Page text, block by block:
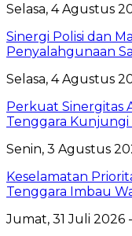
Selasa, 4 Agustus
Sinergi Polisi dan
Penyalahgunaan
Selasa, 4 Agustus
Perkuat Sinergitas
Tenggara Kunjungi
Senin, 3 Agustus
Keselamatan
Tenggara Imbau
Jumat, 31 Juli 2026